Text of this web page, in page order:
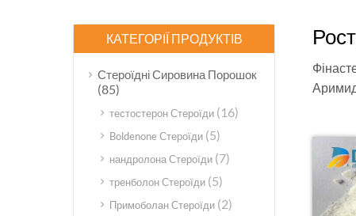
КАТЕГОРІЇ ПРОДУКТІВ
Стероїдні Сировина Порошок
(85)
тестостерон Стероїди (16)
Boldenone Стероїди (5)
нандролона Стероїди (7)
тренболон Стероїди (5)
Примоболан Стероїди (2)